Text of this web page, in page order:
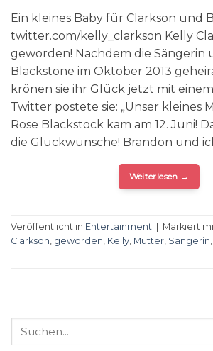
Ein kleines Baby für Clarkson und
twitter.com/kelly_clarkson Kelly
geworden! Nachdem die Sängerin
Blackstone im Oktober 2013
krönen sie ihr Glück jetzt mit einem
Twitter postete sie: „Unser kleines
Rose Blackstock kam am 12. Juni!
die Glückwünsche! Brandon und
Weiterlesen →
Veröffentlicht in Entertainment Markiert
Clarkson geworden Kelly Mutter Sängerin